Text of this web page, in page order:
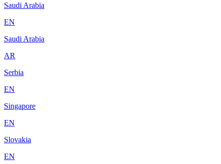
Saudi Arabia
EN
Saudi Arabia
AR
Serbia
EN
Singapore
EN
Slovakia
EN